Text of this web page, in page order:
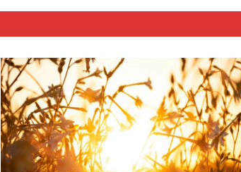
Li
n
k